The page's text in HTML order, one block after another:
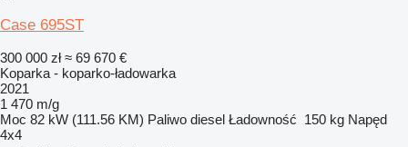
Case 695ST
300 000 zł ≈ 69 670 €
Koparka - koparko-ładowarka
2021
1 470 m/g
Moc 82 kW (111.56 KM) Paliwo diesel Ładowność 150 kg Napęd
4x4